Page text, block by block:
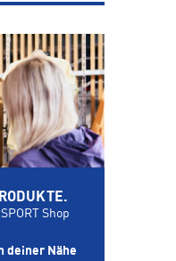
Shop
deiner Nähe